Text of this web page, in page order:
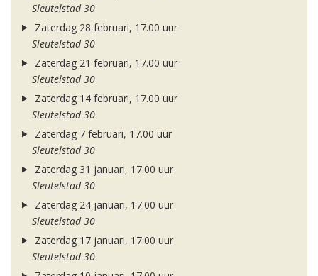
Sleutelstad 30
Zaterdag 28 februari, 17.00 uur
Sleutelstad 30
Zaterdag 21 februari, 17.00 uur
Sleutelstad 30
Zaterdag 14 februari, 17.00 uur
Sleutelstad 30
Zaterdag 7 februari, 17.00 uur
Sleutelstad 30
Zaterdag 31 januari, 17.00 uur
Sleutelstad 30
Zaterdag 24 januari, 17.00 uur
Sleutelstad 30
Zaterdag 17 januari, 17.00 uur
Sleutelstad 30